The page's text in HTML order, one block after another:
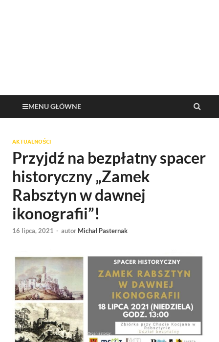
MENU GŁÓWNE
AKTUALNOŚCI
Przyjdź na bezpłatny spacer
historyczny „Zamek
Rabsztyn w dawnej
ikonografii”!
16 lipca, 2021 - autor Michał Pasternak